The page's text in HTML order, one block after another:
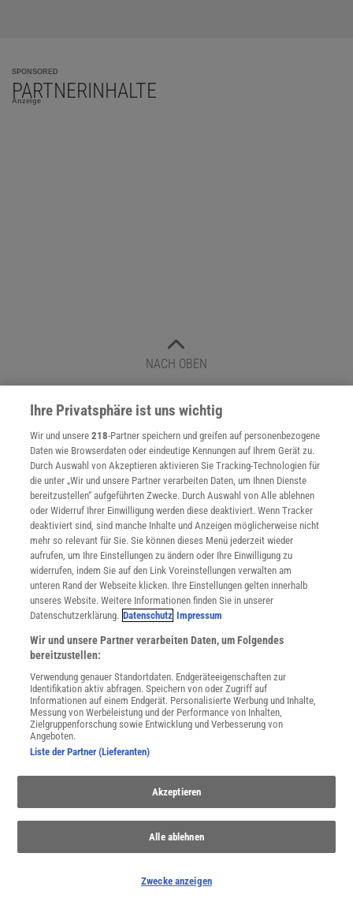
SPONSORED
PARTNERINHALTE
Anzeige
NACH OBEN
Für Sie im Spektrum-Shop und am Kiosk:
WEITERE NEUERSCHEINUNGEN SPEKTRUM SHOP
Spektrum.de-Newsletter abonnieren
JETZT ANMELDEN!
Sie können unsere Newsletter jederzeit wieder abbestellen. Infos zu unserem Umgang
mit Ihren personenbezogenen Daten finden Sie in unsererDatenschutzerklärung
SERVICES
Newsletter
Spektrum Shop
Im Handel kaufen
Ihre Privatsphäre ist uns wichtig
Wir und unsere218-Partner speichern und greifen auf personenbezogene
Daten wie Browserdaten oder eindeutige Kennungen auf Ihrem Gerät zu.
Durch Auswahl von Akzeptieren aktivieren Sie Tracking-Technologien für
die unter „Wir und unsere Partner verarbeiten Daten, um Ihnen Dienste
bereitzustellen“ aufgeführten Zwecke. Durch Auswahl von Alle ablehnen
oder Widerruf Ihrer Einwilligung werden diese deaktiviert. Wenn Tracker
deaktiviert sind, sind manche Inhalte und Anzeigen möglicherweise nicht
mehr so relevant für Sie. Sie können dieses Menü jederzeit wieder
aufrufen, um Ihre Einstellungen zu ändern oder Ihre Einwilligung zu
widerrufen, indem Sie auf den Link Voreinstellungen verwalten am
unteren Rand der Webseite klicken. Ihre Einstellungen gelten innerhalb
unseres Website. Weitere Informationen finden Sie in unserer
Datenschutzerklärung. Datenschutz Impressum
Wir und unsere Partner verarbeiten Daten, um Folgendes
bereitzustellen:
Verwendung genauer Standortdaten. Endgeräteeigenschaften zur
Identifikation aktiv abfragen. Speichern von oder Zugriff auf
Informationen auf einem Endgerät. Personalisierte Werbung und Inhalte,
Messung von Werbeleistung und der Performance von Inhalten,
Zielgruppenforschung sowie Entwicklung und Verbesserung von
Angeboten.
Liste der Partner (Lieferanten)
Akzeptieren
Alle ablehnen
Zwecke anzeigen